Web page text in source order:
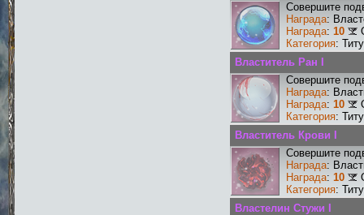
Совершите
Награда:
Награда: 10
Категория:
Властитель Ран I
Совершите
Награда:
Награда: 10
Категория:
Властитель Крови I
Совершите
Награда:
Награда: 10
Категория:
Властелин Стужи I